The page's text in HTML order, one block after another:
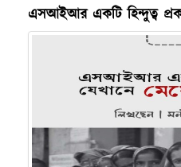
এসআইআর একটি হিন্দুত্ব